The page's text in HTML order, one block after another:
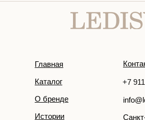
О бренде
Каталог
Главная
+7
Истории